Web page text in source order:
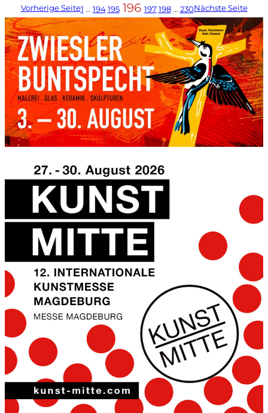
Vorherige Seite1 … 194 195 196 197 198 … 230Nächste Seite